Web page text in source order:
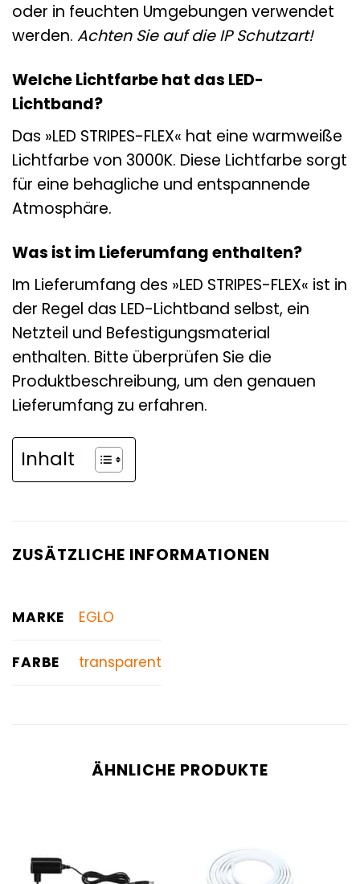
oder in feuchten Umgebungen verwendet
werden. Achten Sie auf die IP Schutzart!
Welche Lichtfarbe hat das LED-
Lichtband?
Das »LED STRIPES-FLEX« hat eine warmweiße
Lichtfarbe von 3000K. Diese Lichtfarbe sorgt
für eine behagliche und entspannende
Atmosphäre.
Was ist im Lieferumfang enthalten?
Im Lieferumfang des »LED STRIPES-FLEX« ist in
der Regel das LED-Lichtband selbst, ein
Netzteil und Befestigungsmaterial
enthalten. Bitte überprüfen Sie die
Produktbeschreibung, um den genauen
Lieferumfang zu erfahren.
Inhalt
ZUSÄTZLICHE INFORMATIONEN
MARKE EGLO
FARBE transparent
ÄHNLICHE PRODUKTE